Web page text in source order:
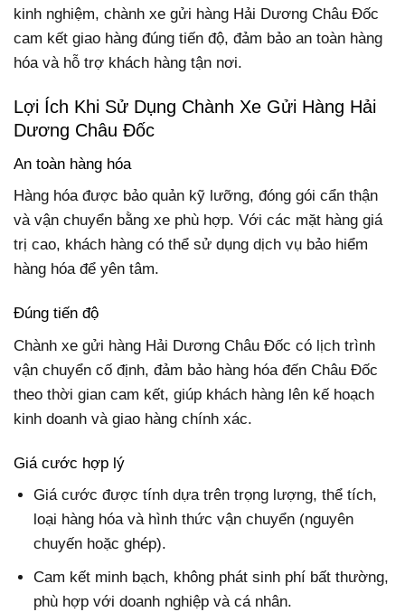
kinh nghiệm, chành xe gửi hàng Hải Dương Châu Đốc
cam kết giao hàng đúng tiến độ, đảm bảo an toàn hàng
hóa và hỗ trợ khách hàng tận nơi.
Lợi Ích Khi Sử Dụng Chành Xe Gửi Hàng Hải
Dương Châu Đốc
An toàn hàng hóa
Hàng hóa được bảo quản kỹ lưỡng, đóng gói cẩn thận
và vận chuyển bằng xe phù hợp. Với các mặt hàng giá
trị cao, khách hàng có thể sử dụng dịch vụ bảo hiểm
hàng hóa để yên tâm.
Đúng tiến độ
Chành xe gửi hàng Hải Dương Châu Đốc có lịch trình
vận chuyển cố định, đảm bảo hàng hóa đến Châu Đốc
theo thời gian cam kết, giúp khách hàng lên kế hoạch
kinh doanh và giao hàng chính xác.
Giá cước hợp lý
Giá cước được tính dựa trên trọng lượng, thể tích,
loại hàng hóa và hình thức vận chuyển (nguyên
chuyến hoặc ghép).
Cam kết minh bạch, không phát sinh phí bất thường,
phù hợp với doanh nghiệp và cá nhân.